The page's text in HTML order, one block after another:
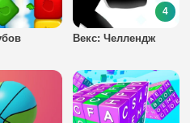
Векс: Челлендж
4